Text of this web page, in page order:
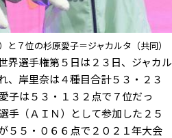
７位の杉原愛子＝ジャカルタ（共同）
界選手権第５日は２３日、ジャカル
、岸里奈は４種目合計５３・２３
子は５３・１３２点で７位だっ
手（ＡＩＮ）として参加した２５
５５・０６６点で２０２１年大会